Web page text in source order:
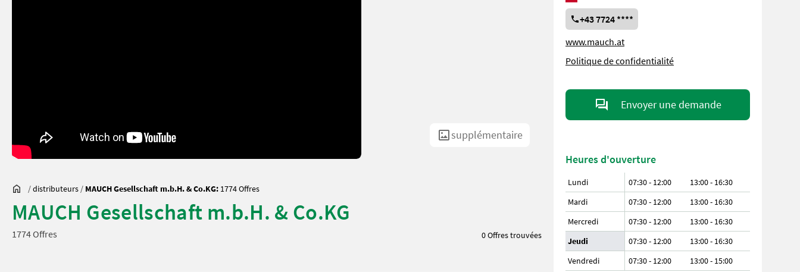
supplémentaire
/distributeurs / MAUCH Gesellschaft m.b.H. & Co.KG: 1774 Offres
MAUCH Gesellschaft m.b.H. & Co.KG
1774 Offres 0 Offres trouvées
+43 7724 ****
www.mauch.at
Politique de confidentialité
Envoyer une demande
Heures d'ouverture
Lundi 07:30 - 12:00
13:00 - 16:30
Mardi
07:30 - 12:00
13:00 - 16:30
Mercredi
07:30 - 12:00
13:00 - 16:30
Jeudi
07:30 - 12:00
13:00 - 16:30
Vendredi
07:30 - 12:00 13:00 - 15:00